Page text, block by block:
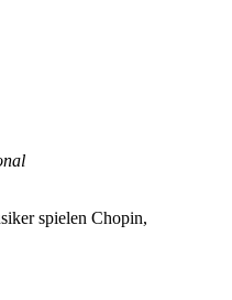
spielen Chopin,